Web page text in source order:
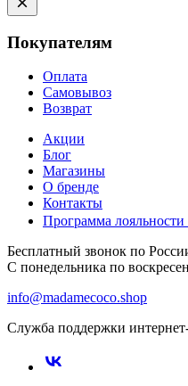
Покупателям
Оплата
Самовывоз
Возврат
Акции
Блог
Магазины
О бренде
Контакты
Программа лояльности
Бесплатный звонок по
С понедельника по
info@madamecoco.shop
Служба поддержки